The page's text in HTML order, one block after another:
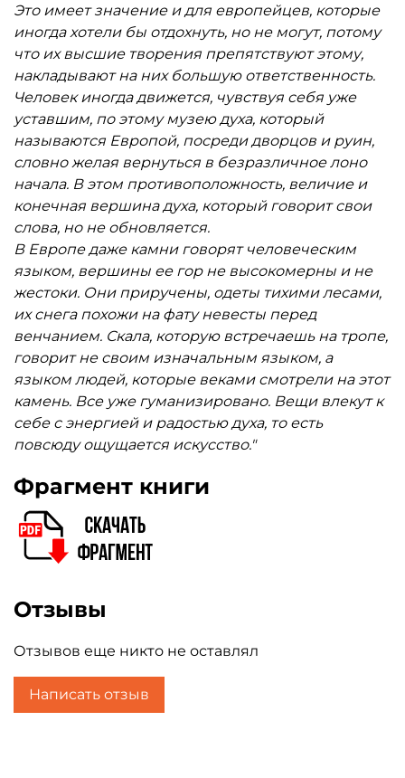
Это имеет значение и для европейцев, которые
иногда хотели бы отдохнуть, но не могут, потому
что их высшие творения препятствуют этому,
накладывают на них большую ответственность.
Человек иногда движется, чувствуя себя уже
уставшим, по этому музею духа, который
называются Европой, посреди дворцов и руин,
словно желая вернуться в безразличное лоно
начала. В этом противоположность, величие и
конечная вершина духа, который говорит свои
слова, но не обновляется.
В Европе даже камни говорят человеческим
языком, вершины ее гор не высокомерны и не
жестоки. Они приручены, одеты тихими лесами,
их снега похожи на фату невесты перед
венчанием. Скала, которую встречаешь на тропе,
говорит не своим изначальным языком, а
языком людей, которые веками смотрели на этот
камень. Все уже гуманизировано. Вещи влекут к
себе с энергией и радостью духа, то есть
повсюду ощущается искусство."
Фрагмент книги
Отзывы
Отзывов еще никто не оставлял
Написать отзыв